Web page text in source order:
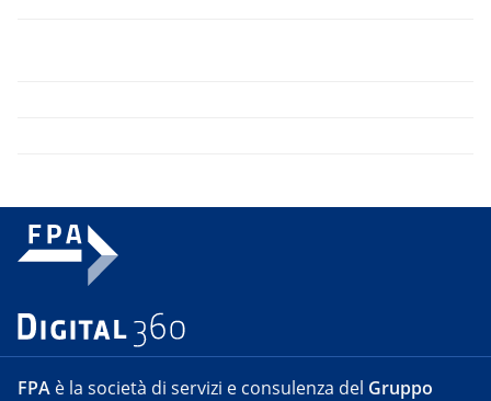
FPA è la società di servizi e consulenza del Gruppo